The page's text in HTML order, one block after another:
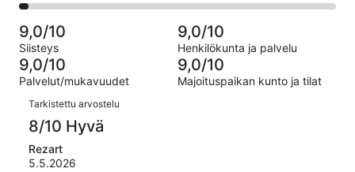
6163
arvostelua
505
6163
arvostelua
Huono.
210
kautta
6163
arvostelua
2
-
Hirveä.
180
kautta
6163
arvostelua
9,0/10
Siisteys
9,0/10
Henkilökunta ja palvelu
9,0/10
Palvelut/mukavuudet
9,0/10
Majoituspaikan kunto ja tilat
Arvostelut
Tarkistettu arvostelu
8/10 Hyvä
Rezart
5.5.2026